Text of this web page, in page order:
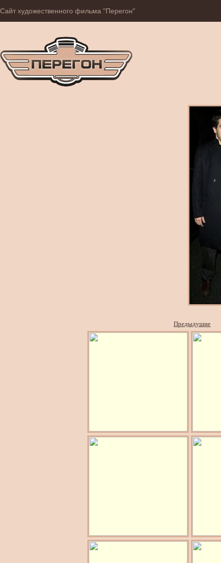
Сайт художественного фильма "Перегон"
Предыдущие